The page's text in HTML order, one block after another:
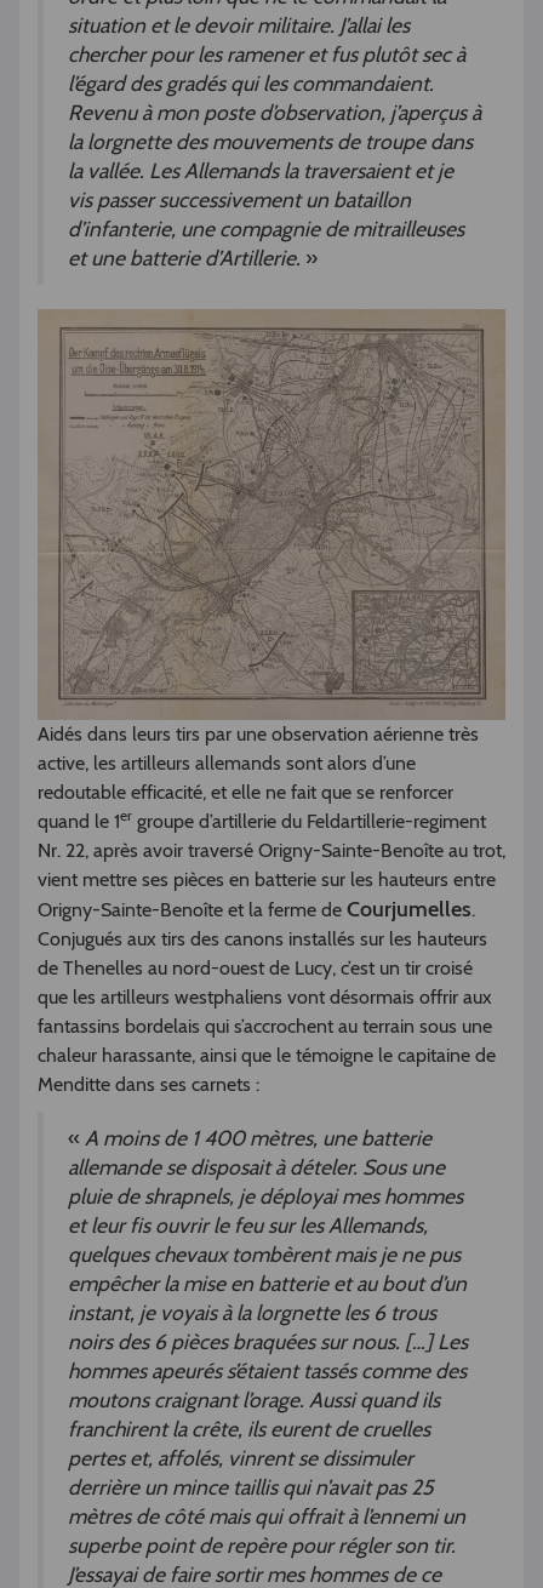
situation et le devoir militaire. J’allai les
chercher pour les ramener et fus plutôt sec à
l’égard des gradés qui les commandaient.
Revenu à mon poste d’observation, j’aperçus à
la lorgnette des mouvements de troupe dans
la vallée. Les Allemands la traversaient et je
vis passer successivement un bataillon
d’infanterie, une compagnie de mitrailleuses
et une batterie d’Artillerie. »
Aidés dans leurs tirs par une observation aérienne très
active, les artilleurs allemands sont alors d’une
redoutable efficacité, et elle ne fait que se renforcer
quand le 1er groupe d’artillerie du Feldartillerie-regiment
Nr. 22, après avoir traversé Origny-Sainte-Benoîte au trot,
vient mettre ses pièces en batterie sur les hauteurs entre
Origny-Sainte-Benoîte et la ferme de Courjumelles.
Conjugués aux tirs des canons installés sur les hauteurs
de Thenelles au nord-ouest de Lucy, c’est un tir croisé
que les artilleurs westphaliens vont désormais offrir aux
fantassins bordelais qui s’accrochent au terrain sous une
chaleur harassante, ainsi que le témoigne le capitaine de
Menditte dans ses carnets :
« A moins de 1 400 mètres, une batterie
allemande se disposait à dételer. Sous une
pluie de shrapnels, je déployai mes hommes
et leur fis ouvrir le feu sur les Allemands,
quelques chevaux tombèrent mais je ne pus
empêcher la mise en batterie et au bout d’un
instant, je voyais à la lorgnette les 6 trous
noirs des 6 pièces braquées sur nous. […] Les
hommes apeurés s’étaient tassés comme des
moutons craignant l’orage. Aussi quand ils
franchirent la crête, ils eurent de cruelles
pertes et, affolés, vinrent se dissimuler
derrière un mince taillis qui n’avait pas 25
mètres de côté mais qui offrait à l’ennemi un
superbe point de repère pour régler son tir.
J’essayai de faire sortir mes hommes de ce